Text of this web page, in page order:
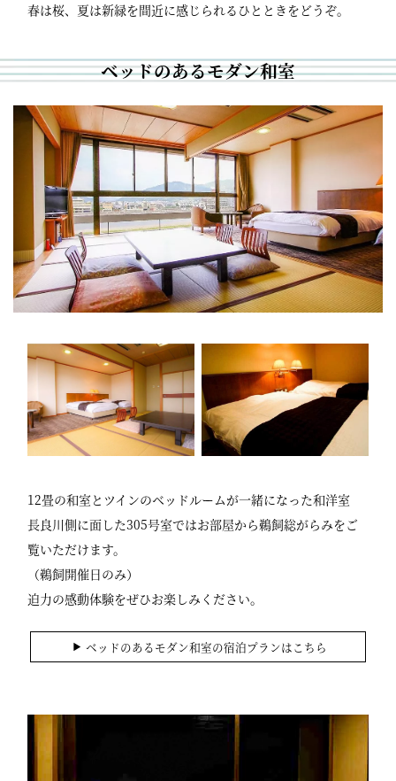
春は桜、夏は新緑を間近に感じられるひとときをどうぞ。
ベッドのあるモダン和室
12畳の和室とツインのベッドルームが一緒になった和洋室
長良川側に面した305号室ではお部屋から鵜飼総がらみをご
覧いただけます。
（鵜飼開催日のみ）
迫力の感動体験をぜひお楽しみください。
ベッドのあるモダン和室の宿泊プランはこちら